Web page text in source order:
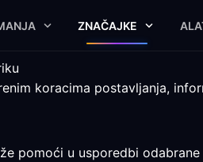
ZNAČAJKE
koracima postavljanja,
pomoći u usporedbi